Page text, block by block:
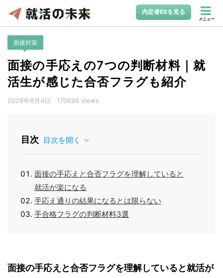
内定者ESを見る
メニュー
面接対策
面接の手応えの7つの判断材料｜就
活生が感じた合否フラグも紹介
2026年8月4日 170699 views
目次 目次を開く
面接の手応えと合否フラグを理解していると
就活が楽になる
手応え通りの結果になるとは限らない
手合格フラグの判断材料3選
面接の手応えと合否フラグを理解していると就活が